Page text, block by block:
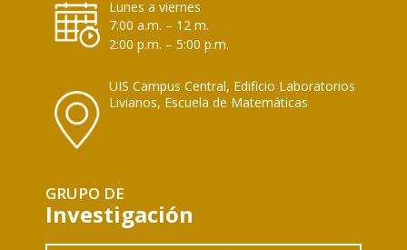
Lunes a viernes
7:00 a.m. – 12 m.
2:00 p.m. – 5:00 p.m.
UIS Campus Central, Edificio Laboratorios
Livianos, Escuela de Matemáticas
GRUPO DE
Investigación